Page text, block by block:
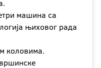
машина са
њиховог рада
коловима.